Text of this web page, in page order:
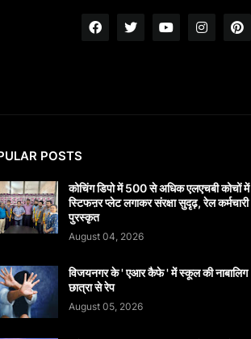
POSTS
कोचिंग डिपो में 500 से अधिक एलएचबी कोचों में
स्टिफऩर प्लेट लगाकर संरक्षा सुदृढ़, रेल कर्मचारी
पुरस्कृत
August 04, 2026
विजयनगर के ' एआर कैफे ' में स्कूल की नाबालिग
छात्रा से रेप
August 05, 2026